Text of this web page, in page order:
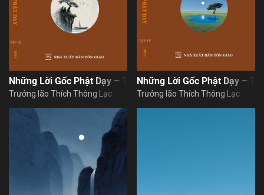
Những Lời Gốc Phật Dạy – Tập 3
Trưởng lão Thích Thông Lạc
Những Lời Gốc Phật Dạy –
Trưởng lão Thích Thông Lạc